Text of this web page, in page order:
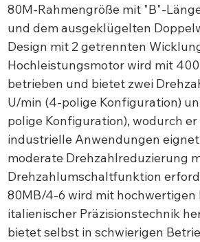
80M-Rahmengröße mit "B"-
und dem ausgeklügelten
Design mit 2 getrennten
Hochleistungsmotor wird mit 400
betrieben und bietet zwei
U/min (4-polige Konfiguration)
polige Konfiguration), wodurch
industrielle Anwendungen
moderate Drehzahlreduzierung
Drehzahlumschaltfunktion
80MB/4-6 wird mit hochwertigen
italienischer Präzisionstechnik
bietet selbst in schwierigen